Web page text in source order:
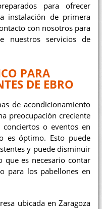
para ofrecer
instalación de primera
con nosotros para
nuestros servicios de
PARA
DE EBRO
de acondicionamiento
preocupación creciente
o eventos en
es óptimo. Esto puede
y puede disminuir
que es necesario contar
para los pabellones en
ubicada en Zaragoza